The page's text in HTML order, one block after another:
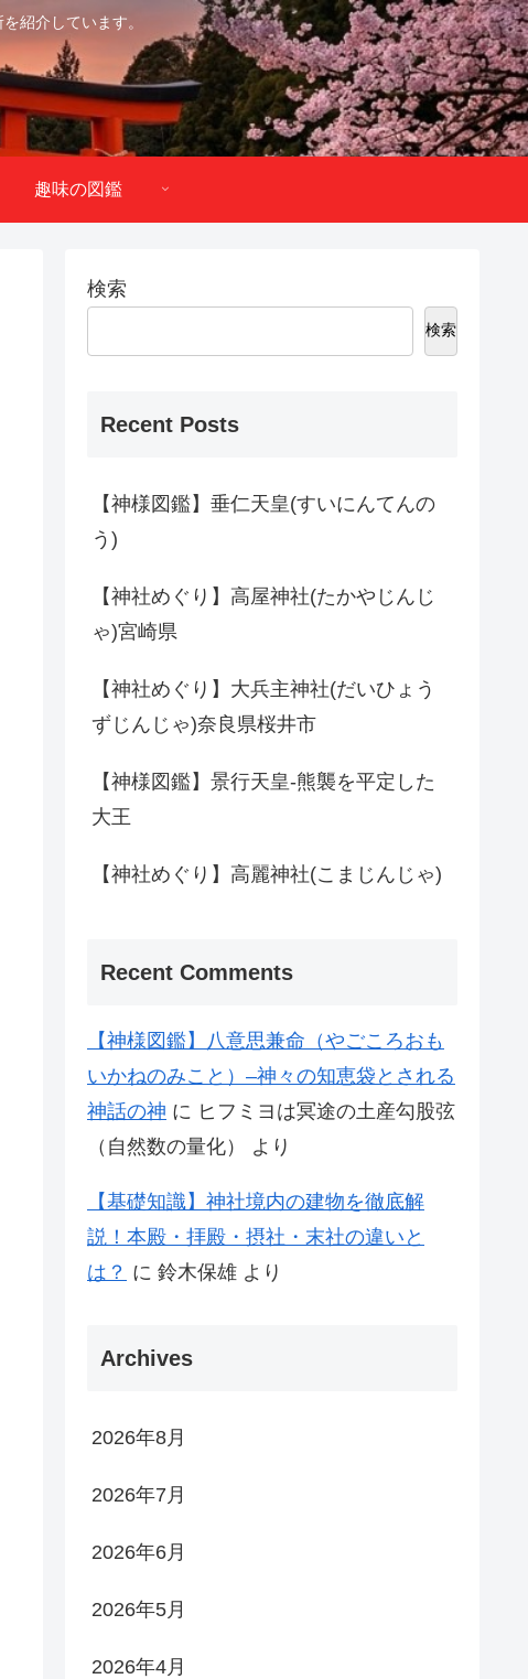
紹介しています。
趣味の図鑑
検索
検索
Recent Posts
【神様図鑑】垂仁天皇(すいにんてんの
う)
【神社めぐり】高屋神社(たかやじんじ
ゃ)宮崎県
【神社めぐり】大兵主神社(だいひょう
ずじんじゃ)奈良県桜井市
【神様図鑑】景行天皇-熊襲を平定した
大王
【神社めぐり】高麗神社(こまじんじゃ)
Recent Comments
【神様図鑑】八意思兼命（やごころおも
いかねのみこと）–神々の知恵袋とされる
神話の神 に ヒフミヨは冥途の土産勾股弦
（自然数の量化）
より
【基礎知識】神社境内の建物を徹底解
説！本殿・拝殿・摂社・末社の違いと
は？ に 鈴木保雄 より
Archives
2026年8月
2026年7月
2026年6月
2026年5月
2026年4月